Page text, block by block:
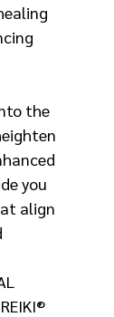
the
you
align